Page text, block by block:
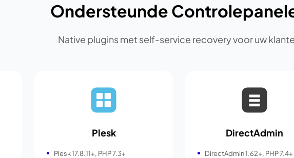
Ondersteunde
Native plugins met self-service recovery voor uw
Plesk
Plesk 17.8.11+, PHP 7.3+
DirectAdmin
DirectAdmin 1.62+, PHP 7.4+